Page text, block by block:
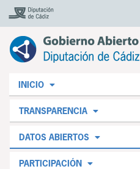
INICIO
TRANSPARENCIA
DATOS ABIERTOS
PARTICIPACIÓN